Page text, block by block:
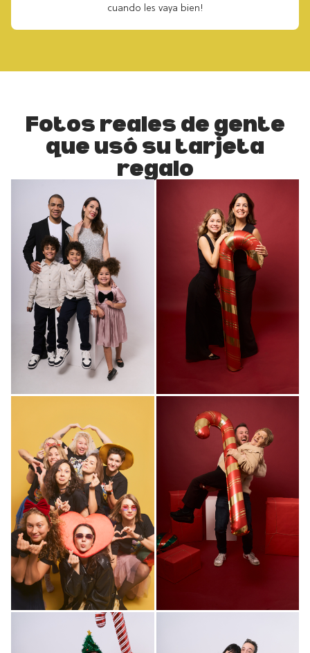
cuando les vaya bien!
Fotos reales de gente
que usó su tarjeta
regalo